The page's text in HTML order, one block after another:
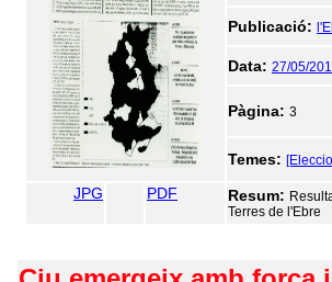
Publicació:
Data: 27/05/
Pàgina: 3
Temes:
JPG PDF Resum:
Terres de l'Ebre